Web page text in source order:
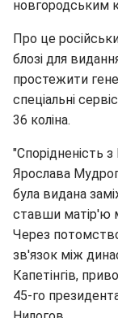
новгородським
Про це
блозі для
простежити
спеціальні
36 коліна.
"Спорідненість
Ярослава
була видана
ставши матір'ю
Через
зв'язок між
Капетінгів,
45-го